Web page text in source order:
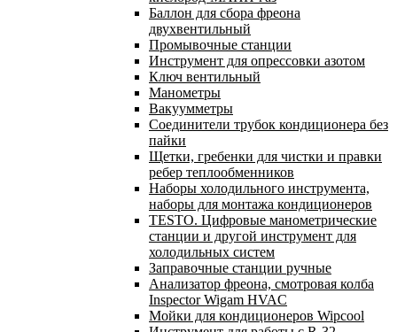
Баллон для сбора фреона
двухвентильный
Промывочные станции
Инструмент для опрессовки азотом
Ключ вентильный
Манометры
Вакуумметры
Соединители трубок кондиционера без
пайки
Щетки, гребенки для чистки и правки
ребер теплообменников
Наборы холодильного инструмента,
наборы для монтажа кондиционеров
TESTO. Цифровые манометрические
станции и другой инструмент для
холодильных систем
Заправочные станции ручные
Анализатор фреона, смотровая колба
Inspector Wigam HVAC
Мойки для кондиционеров Wipcool